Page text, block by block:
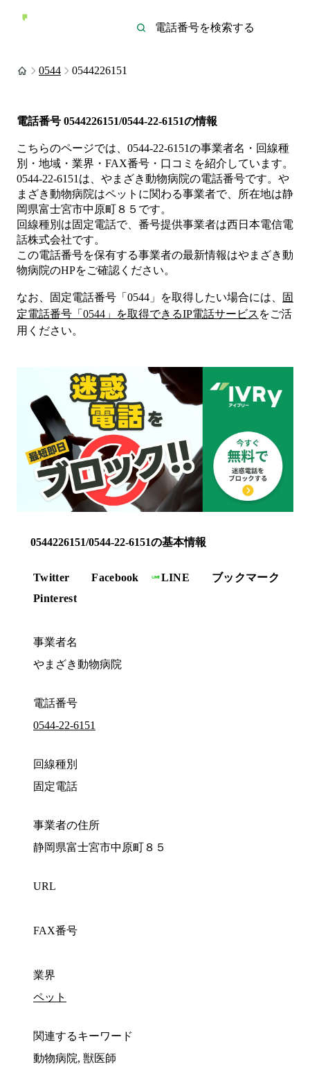
0544 0544226151
電話番号 0544226151/0544-22-6151の情報
こちらのページでは、 0544-22-6151の事業者名・回線種
別・地域・業界・FAX番号・口コミを紹介しています。
0544-22-6151 は、 やまざき動物病院の電話番号です。 や
まざき動物病院はペット に関わる事業者で、所在地は静
岡県富士宮市中原町８５ です。
回線種別は固定電話で、番号提供事業者は西日本電信電
話株式会社です。
この電話番号を保有する事業者の最新情報はやまざき動
物病院のHPをご確認ください。
なお、固定電話番号「 0544 」を取得したい場合には、
固
定電話番号「 0544 」を取得できるIP電話サービス をご活
用ください。
0544226151/0544-22-6151の基本情報
Twitter Facebook LINE
ブックマーク
Pinterest
事業者名
やまざき動物病院
電話番号
0544-22-6151
回線種別
固定電話
事業者の住所
静岡県富士宮市中原町８５
URL
FAX番号
業界
ペット
関連するキーワード
動物病院, 獣医師